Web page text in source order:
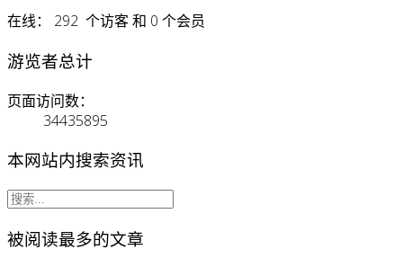
在线： 292 个访客 和 0 个会员
游览者总计
页面访问数：
34435895
本网站内搜索资讯
被阅读最多的文章